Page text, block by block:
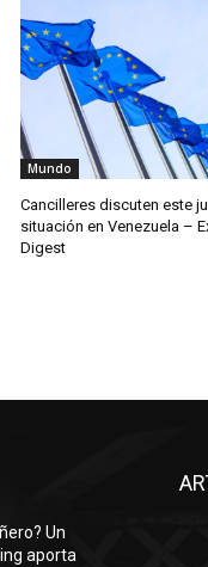
Mundo
Cancilleres discuten este
situación en Venezuela –
Digest
Un
aporta